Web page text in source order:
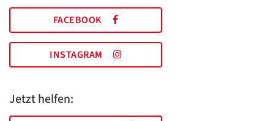
FACEBOOK
INSTAGRAM
Jetzt helfen: